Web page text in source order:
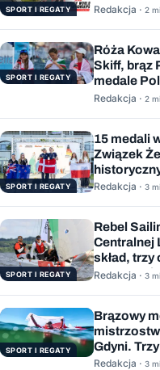
SPORT I REGATY Redakcja · 2
SPORT I REGATY
Róża
Skiff, brąz
medale
Redakcja · 2
SPORT I REGATY
15 medali
Związek
Redakcja · 3
SPORT I REGATY
Rebel
Centralnej
skład, trzy
wygranych
Redakcja · 3
SPORT I REGATY
Brązowy
Gdyni.
Redakcja · 3